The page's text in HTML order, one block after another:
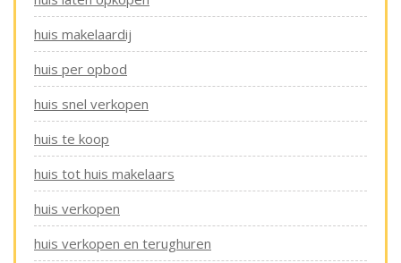
huis makelaardij
huis per opbod
huis snel verkopen
huis te koop
huis tot huis makelaars
huis verkopen
huis verkopen en terughuren